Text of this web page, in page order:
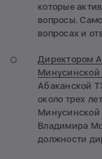
которые
вопросы.
вопросах и
Директором
Абаканской
около трех
Минусинской
Владимира
должности